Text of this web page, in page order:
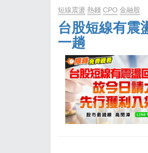
短線震盪 熱錢 CPO 金融股
台股短線有震
一趟